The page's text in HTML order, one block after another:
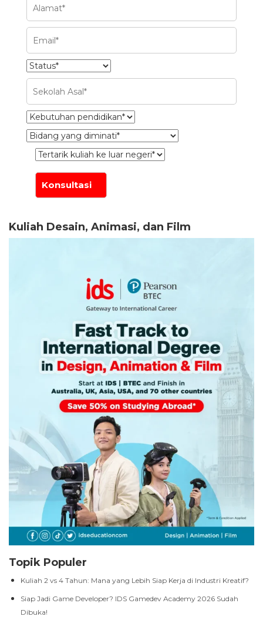
Kuliah Desain, Animasi, dan Film
Topik Populer
Kuliah 2 vs 4 Tahun: Mana yang Lebih Siap Kerja di Industri Kreatif?
Siap Jadi Game Developer? IDS Gamedev Academy 2026 Sudah
Dibuka!